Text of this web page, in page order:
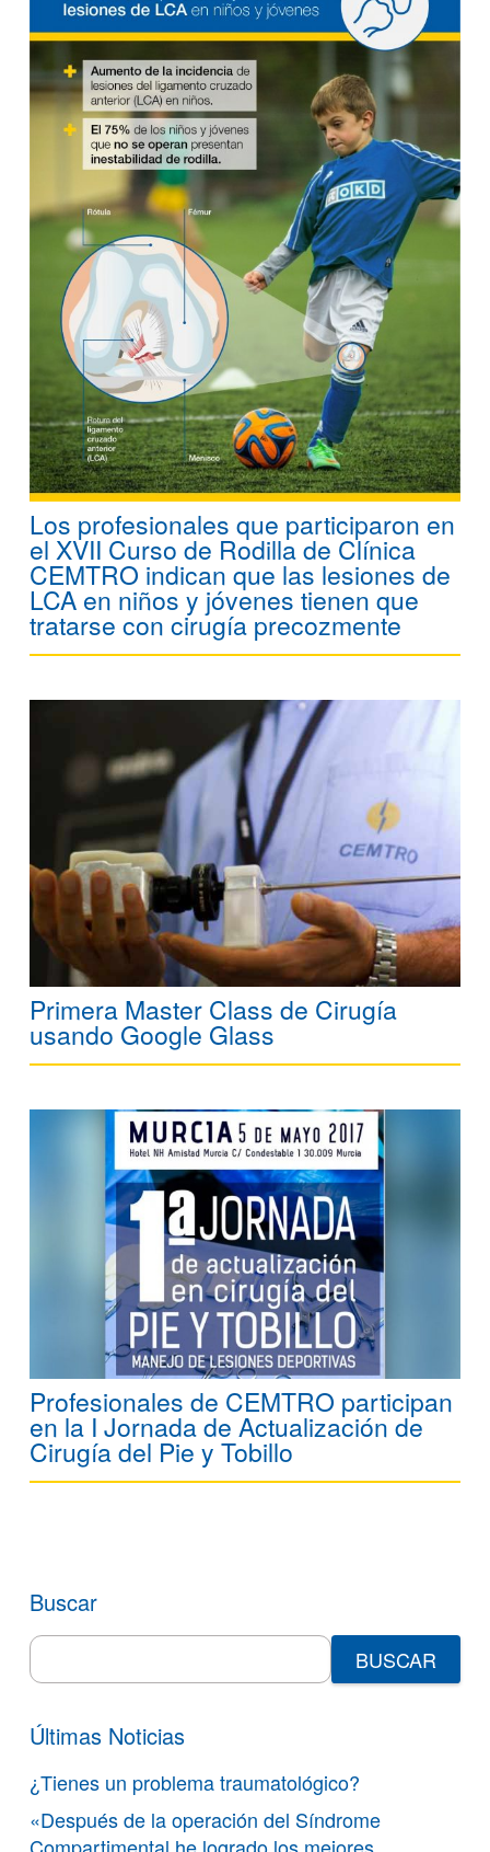
Los profesionales que participaron en
el XVII Curso de Rodilla de Clínica
CEMTRO indican que las lesiones de
LCA en niños y jóvenes tienen que
tratarse con cirugía precozmente
Primera Master Class de Cirugía
usando Google Glass
Profesionales de CEMTRO participan
en la I Jornada de Actualización de
Cirugía del Pie y Tobillo
Buscar
Search
for:
Últimas Noticias
¿Tienes un problema traumatológico?
«Después de la operación del Síndrome